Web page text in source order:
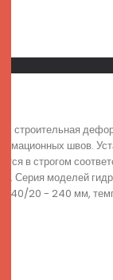
швов.
в строгом
Серия моделей
240/20 - 240 мм,